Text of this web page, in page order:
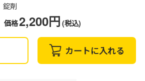
錠剤
価格2,200円 (税込)
カートに入れる